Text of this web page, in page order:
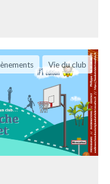
Vie du club